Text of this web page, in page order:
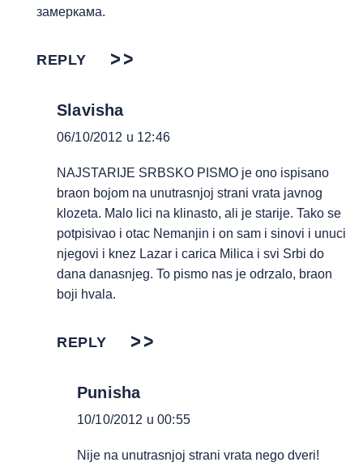
замеркама.
REPLY
Slavisha
06/10/2012 u 12:46
NAJSTARIJE SRBSKO PISMO je ono ispisano
braon bojom na unutrasnjoj strani vrata javnog
klozeta. Malo lici na klinasto, ali je starije. Tako se
potpisivao i otac Nemanjin i on sam i sinovi i unuci
njegovi i knez Lazar i carica Milica i svi Srbi do
dana danasnjeg. To pismo nas je odrzalo, braon
boji hvala.
REPLY
Punisha
10/10/2012 u 00:55
Nije na unutrasnjoj strani vrata nego dveri!